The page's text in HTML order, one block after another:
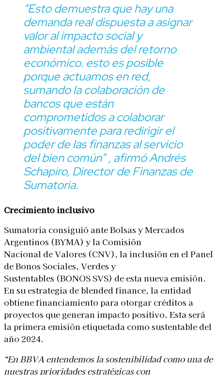
“Esto demuestra que hay una
demanda real dispuesta a asignar
valor al impacto social y
ambiental además del retorno
económico. esto esposible
porque actuamos en red,
sumando la colaboración de
bancos que están
comprometidos a colaborar
positivamente para redirigir el
poder de las finanzas al servicio
del bien común”, afirmó Andrés
Schapiro, Director de Finanzas de
Sumatoria.
Crecimiento inclusivo
Sumatoria consiguió ante Bolsas y Mercados
Argentinos (BYMA) y la Comisión
Nacional de Valores (CNV), la inclusión en el Panel
de Bonos Sociales, Verdes y
Sustentables (BONOS SVS) de esta nueva emisión.
En su estrategia de blended finance, la entidad
obtiene financiamiento para otorgar créditos a
proyectos que generan impacto positivo. Esta será
la primera emisión etiquetada como sustentable del
año 2024.
“En BBVA entendemos la sostenibilidad como una de
nuestras prioridades estratégicas con